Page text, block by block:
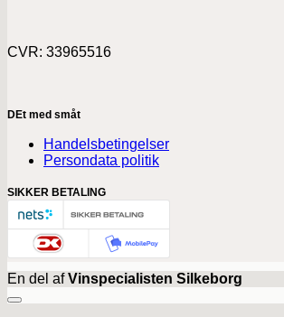
CVR: 33965516
DEt med småt
Handelsbetingelser
Persondata politik
SIKKER BETALING
En del afVinspecialisten Silkeborg